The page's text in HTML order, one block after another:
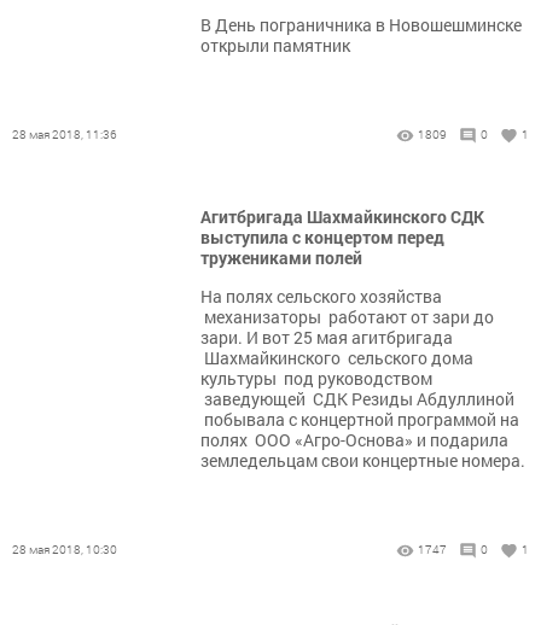
В День пограничника в Новошешминске
открыли памятник
28 мая 2018, 11:36 1809 0 1
Агитбригада Шахмайкинского СДК
выступила с концертом перед
тружениками полей
На полях сельского хозяйства
механизаторы работают от зари до
зари. И вот 25 мая агитбригада
Шахмайкинского сельского дома
культуры под руководством
заведующей СДК Резиды Абдуллиной
побывала с концертной программой на
полях ООО «Агро-Основа» и подарила
земледельцам свои концертные номера.
28 мая 2018, 10:30 1747 0 1